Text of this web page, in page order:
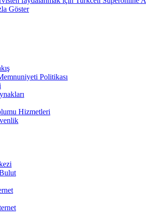
Göster
Politikası
Hizmetleri